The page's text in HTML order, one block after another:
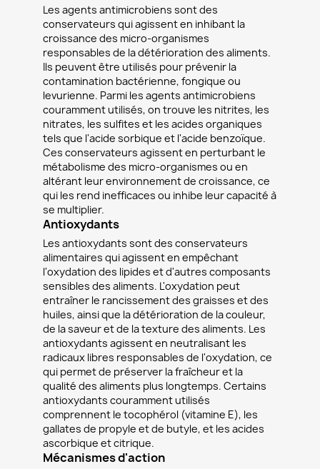
Les agents antimicrobiens sont des
conservateurs qui agissent en inhibant la
croissance des micro-organismes
responsables de la détérioration des aliments.
Ils peuvent être utilisés pour prévenir la
contamination bactérienne, fongique ou
levurienne. Parmi les agents antimicrobiens
couramment utilisés, on trouve les nitrites, les
nitrates, les sulfites et les acides organiques
tels que l'acide sorbique et l'acide benzoïque.
Ces conservateurs agissent en perturbant le
métabolisme des micro-organismes ou en
altérant leur environnement de croissance, ce
qui les rend inefficaces ou inhibe leur capacité à
se multiplier.
Antioxydants
Les antioxydants sont des conservateurs
alimentaires qui agissent en empêchant
l'oxydation des lipides et d'autres composants
sensibles des aliments. L'oxydation peut
entraîner le rancissement des graisses et des
huiles, ainsi que la détérioration de la couleur,
de la saveur et de la texture des aliments. Les
antioxydants agissent en neutralisant les
radicaux libres responsables de l'oxydation, ce
qui permet de préserver la fraîcheur et la
qualité des aliments plus longtemps. Certains
antioxydants couramment utilisés
comprennent le tocophérol (vitamine E), les
gallates de propyle et de butyle, et les acides
ascorbique et citrique.
Mécanismes d'action